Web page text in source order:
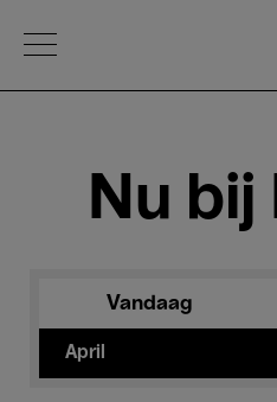
Open Menu
Nu bij
Vandaag
April